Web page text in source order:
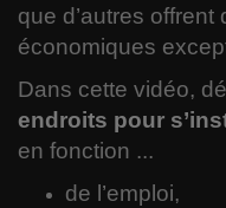
que d’autres
économiques
Dans cette vidéo,
endroits pour
en fonction ...
de l’emploi,